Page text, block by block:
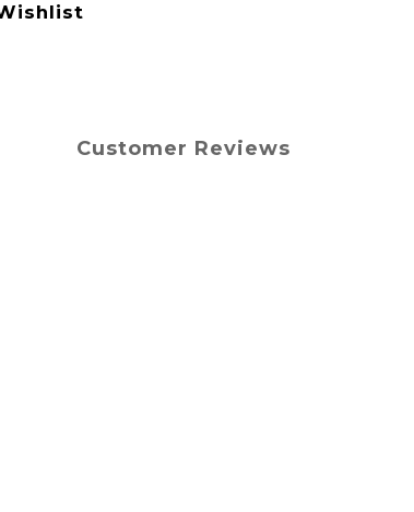
Customer Reviews